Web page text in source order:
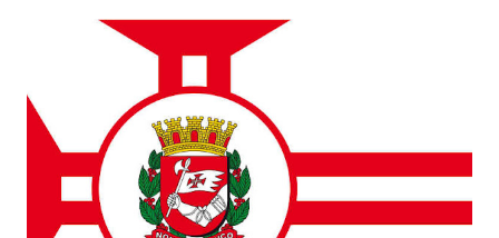
pelo seu cartão-postal: o mar e o Morro Dois Irmãos. A
localidade uma das mais cobiçadas da cidade e um dos
bairros mais caros do país. No último dia 26 de julho, o
Leblon completou 100 anos de histórias. Francisca Ornellas
Teles e Charles Le Blond Charles Le Blond, 1804-1880,
chegou ao Rio de Janeiro em 1830, proveniente de